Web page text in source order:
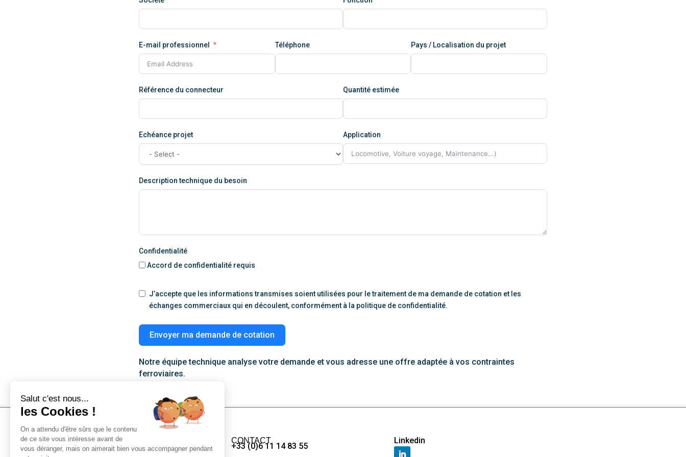
E-mail professionnel Téléphone Pays / Localisation du projet
Référence du connecteur Quantité estimée
Echéance projet Application
Description technique du besoin
Confidentialité
Accord de confidentialité requis
J’accepte que les informations transmises soient utilisées pour le traitement de ma demande de cotation et les
échanges commerciaux qui en découlent, conformément à la politique de confidentialité.
Envoyer ma demande de cotation
Notre équipe technique analyse votre demande et vous adresse une offre adaptée à vos contraintes
ferroviaires.
Accueil CONTACT
+33 (0)6 11 14 83 55
Linkedin
Salut c'est nous...
les Cookies !
On a attendu d'être sûrs que le contenu
de ce site vous intéresse avant de
vous déranger, mais on aimerait bien vous accompagner pendant